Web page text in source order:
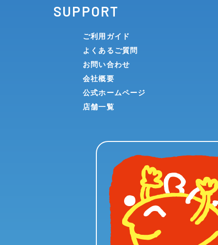
SUPPORT
ご利用ガイド
よくあるご質問
お問い合わせ
会社概要
公式ホームページ
店舗一覧